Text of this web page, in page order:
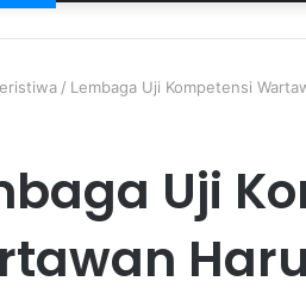
/ Lembaga Uji Kompetensi
Uji